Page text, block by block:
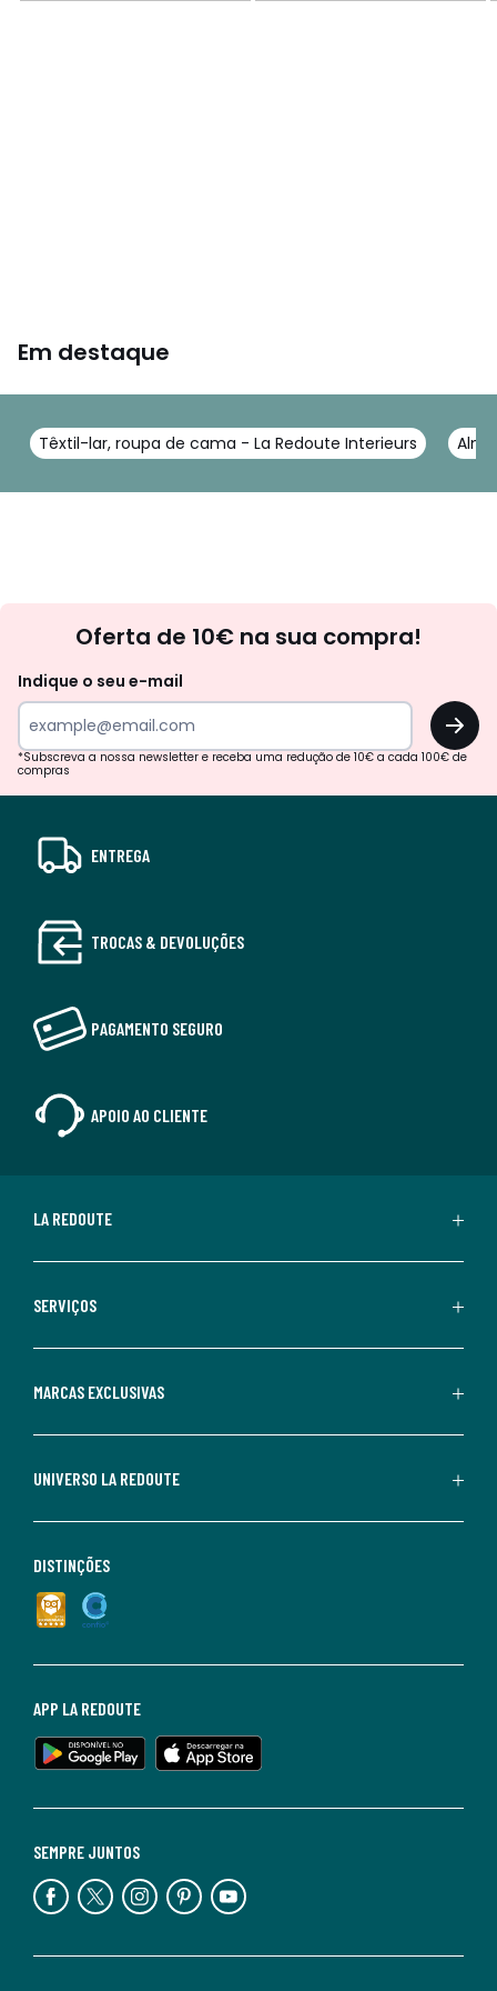
Em destaque
Têxtil-lar, roupa de cama - La Redoute Interieurs
Oferta de 10€ na sua compra!
Indique o seu e-mail
OK
*Subscreva a nossa newsletter e receba uma redução de 10€ a cada 100€ de
compras
ENTREGA
TROCAS & DEVOLUÇÕES
PAGAMENTO SEGURO
APOIO AO CLIENTE
LA REDOUTE
SERVIÇOS
MARCAS EXCLUSIVAS
UNIVERSO LA REDOUTE
SEMPRE JUNTOS
APP LA REDOUTE
DISTINÇÕES